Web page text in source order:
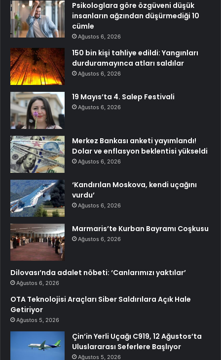
Psikologlara göre özgüveni düşük
insanların ağzından düşürmediği 10
cümle
Ağustos 6, 2026
150 bin kişi tahliye edildi: Yangınları
durduramayınca atları saldılar
Ağustos 6, 2026
19 Mayıs’ta 4. Salep Festivali
Ağustos 6, 2026
Merkez Bankası anketi yayımlandı!
Dolar ve enflasyon beklentisi yükseldi
Ağustos 6, 2026
‘Kandırılan Moskova, kendi uçağını
vurdu’
Ağustos 6, 2026
Marmaris’te Kurban Bayramı Coşkusu
Ağustos 6, 2026
Dilovası’nda adalet nöbeti: ‘Canlarımızı yaktılar’
Ağustos 6, 2026
OTA Teknolojisi Araçları Siber Saldırılara Açık Hale
Getiriyor
Ağustos 5, 2026
Çin’in Yerli Uçağı C919, 12 Ağustos’ta
Uluslararası Seferlere Başlıyor
Ağustos 5, 2026